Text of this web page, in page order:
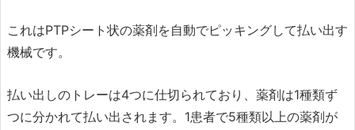
これはPTPシート状の薬剤を自動でピッキングして払い出す
機械です。
払い出しのトレーは4つに仕切られており、薬剤は1種類ず
つに分かれて払い出されます。1患者で5種類以上の薬剤が